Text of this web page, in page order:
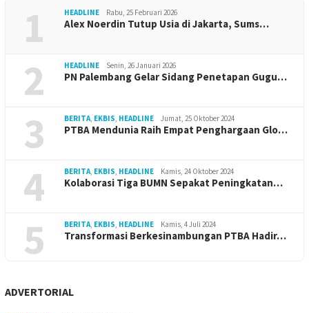
1 HEADLINE Rabu, 25 Februari 2026
Alex Noerdin Tutup Usia di Jakarta, Sums…
2 HEADLINE Senin, 26 Januari 2026
PN Palembang Gelar Sidang Penetapan Gugu…
3 BERITA, EKBIS, HEADLINE Jumat, 25 Oktober 2024
PTBA Mendunia Raih Empat Penghargaan Glo…
4 BERITA, EKBIS, HEADLINE Kamis, 24 Oktober 2024
Kolaborasi Tiga BUMN Sepakat Peningkatan…
5 BERITA, EKBIS, HEADLINE Kamis, 4 Juli 2024
Transformasi Berkesinambungan PTBA Hadir…
ADVERTORIAL